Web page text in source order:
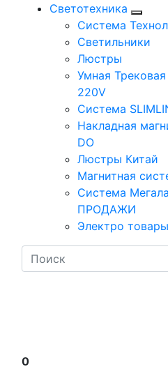
Светотехника
Система
Светильники
Люстры
Умная
220V
Система
Накладная
DO
Люстры Китай
Магнитная
Система
ПРОДАЖИ
Электро товары
0